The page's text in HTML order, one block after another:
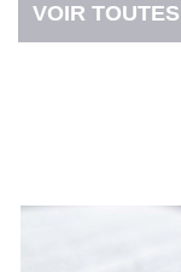
VOIR